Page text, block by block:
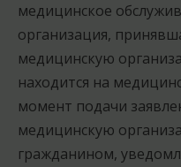
медицинское
организация,
медицинскую
находится на
момент подачи
медицинскую
гражданином,